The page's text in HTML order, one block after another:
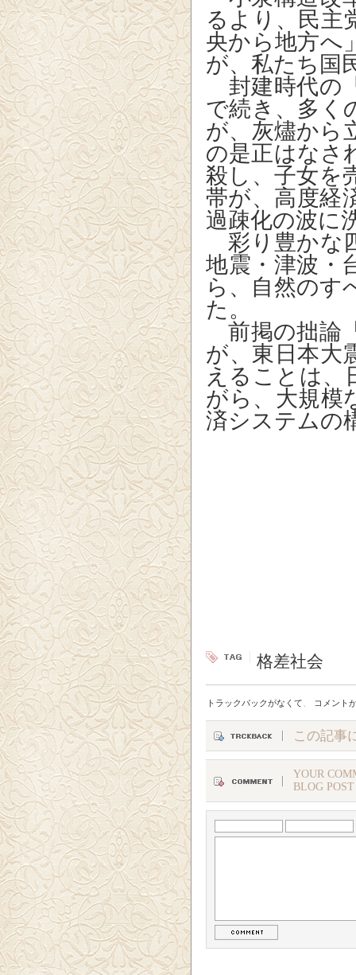
るより、民主
央から地方へ
が、私たち国
封建時代の
で続き、多く
が、灰燼から
の是正はなさ
殺し、子女を
帯が、高度経
過疎化の波に
彩り豊かな
地震・津波・
ら、自然のす
た。
前掲の拙論
が、東日本大
えることは、
がら、大規模
済システムの
格差社会
トラックバックがなくて コメント
この記事
YOUR
BLOG POST